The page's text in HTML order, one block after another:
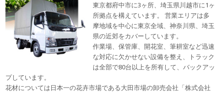
東京都府中市に3ヶ所、埼玉県川越市に1ヶ
所拠点を構えています。 営業エリアは多
摩地域を中心に東京全域、神奈川県、埼玉
県の近郊をカバーしています。
作業場、保管庫、開花室、筆耕室など迅速
な対応に欠かせない設備を整え、トラック
は全部で80台以上を所有して、バックアッ
プしています。
花材については日本一の花卉市場である大田市場の卸売会社「株式会社